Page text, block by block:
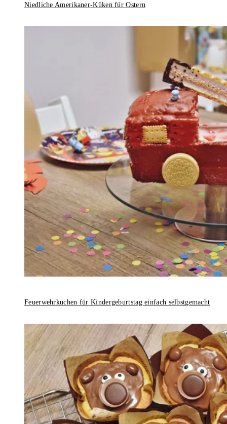
Niedliche Amerikaner-Küken für Ostern
Feuerwehrkuchen für Kindergeburtstag einfach selbstgemacht